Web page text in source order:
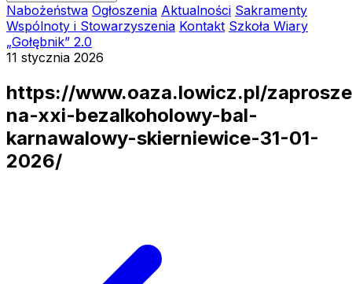
Nabożeństwa Ogłoszenia Aktualności Sakramenty
Wspólnoty i Stowarzyszenia Kontakt Szkoła Wiary
„Gołębnik” 2.0
11 stycznia 2026
https://www.oaza.lowicz.pl/
na-xxi-bezalkoholowy-bal-
karnawalowy-skierniewice-31-01-
2026/